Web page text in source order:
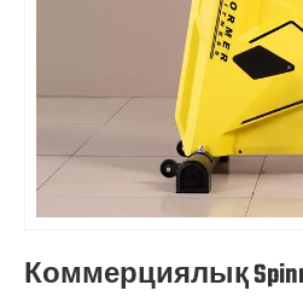
Коммерциялық